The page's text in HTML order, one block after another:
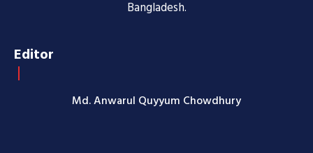
Bangladesh.
Editor
Md. Anwarul Quyyum Chowdhury